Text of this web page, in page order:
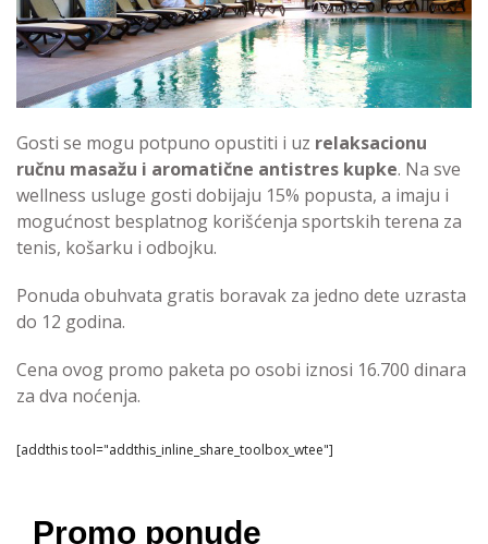
Gosti se mogu potpuno opustiti i uz relaksacionu
ručnu masažu i aromatične antistres kupke. Na sve
wellness usluge gosti dobijaju 15% popusta, a imaju i
mogućnost besplatnog korišćenja sportskih terena za
tenis, košarku i odbojku.
Ponuda obuhvata gratis boravak za jedno dete uzrasta
do 12 godina.
Cena ovog promo paketa po osobi iznosi 16.700 dinara
za dva noćenja.
[addthis tool="addthis_inline_share_toolbox_wtee"]
Promo ponude